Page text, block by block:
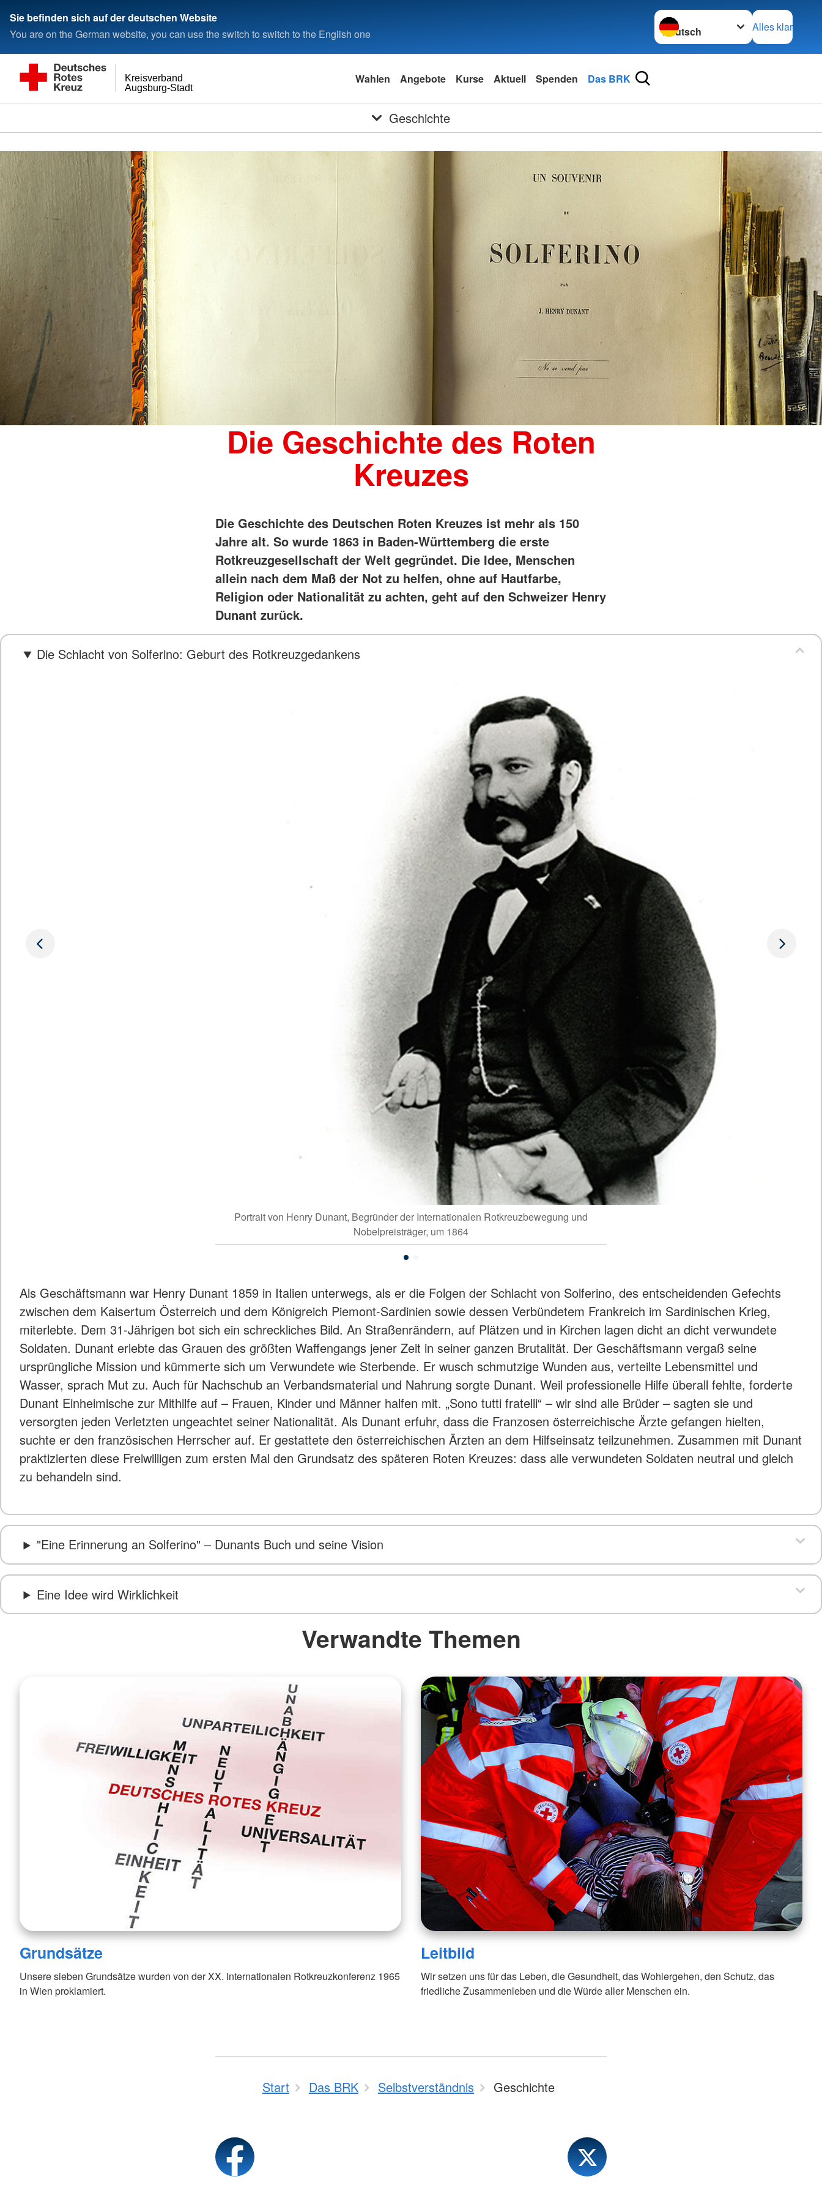
Sie befinden sich auf der deutschen Website
You are on the German website, you can use the switch to switch to the English one
Sprache wechseln zu
Alles klar
Augsburg-Stadt
Kreisverband Wahlen Angebote Kurse Aktuell Spenden Das BRK
Geschichte
Die Geschichte des Roten
Kreuzes
Die Geschichte des Deutschen Roten Kreuzes ist mehr als 150
Jahre alt. So wurde 1863 in Baden-Württemberg die erste
Rotkreuzgesellschaft der Welt gegründet. Die Idee, Menschen
allein nach dem Maß der Not zu helfen, ohne auf Hautfarbe,
Religion oder Nationalität zu achten, geht auf den Schweizer Henry
Dunant zurück.
Die Schlacht von Solferino: Geburt des Rotkreuzgedankens
Portrait von Henry Dunant, Begründer der Internationalen Rotkreuzbewegung und
Nobelpreisträger, um 1864
Als Geschäftsmann war Henry Dunant 1859 in Italien unterwegs, als er die Folgen der Schlacht von Solferino, des entscheidenden Gefechts
zwischen dem Kaisertum Österreich und dem Königreich Piemont-Sardinien sowie dessen Verbündetem Frankreich im Sardinischen Krieg,
miterlebte. Dem 31-Jährigen bot sich ein schreckliches Bild. An Straßenrändern, auf Plätzen und in Kirchen lagen dicht an dicht verwundete
Soldaten. Dunant erlebte das Grauen des größten Waffengangs jener Zeit in seiner ganzen Brutalität. Der Geschäftsmann vergaß seine
ursprüngliche Mission und kümmerte sich um Verwundete wie Sterbende. Er wusch schmutzige Wunden aus, verteilte Lebensmittel und
Wasser, sprach Mut zu. Auch für Nachschub an Verbandsmaterial und Nahrung sorgte Dunant. Weil professionelle Hilfe überall fehlte, forderte
Dunant Einheimische zur Mithilfe auf – Frauen, Kinder und Männer halfen mit. „Sono tutti fratelli“ – wir sind alle Brüder – sagten sie und
versorgten jeden Verletzten ungeachtet seiner Nationalität. Als Dunant erfuhr, dass die Franzosen österreichische Ärzte gefangen hielten,
suchte er den französischen Herrscher auf. Er gestattete den österreichischen Ärzten an dem Hilfseinsatz teilzunehmen. Zusammen mit Dunant
praktizierten diese Freiwilligen zum ersten Mal den Grundsatz des späteren Roten Kreuzes: dass alle verwundeten Soldaten neutral und gleich
zu behandeln sind.
"Eine Erinnerung an Solferino" – Dunants Buch und seine Vision
Eine Idee wird Wirklichkeit
Verwandte Themen
Grundsätze
Unsere sieben Grundsätze wurden von der XX. Internationalen Rotkreuzkonferenz 1965
in Wien proklamiert.
Leitbild
Wir setzen uns für das Leben, die Gesundheit, das Wohlergehen, den Schutz, das
friedliche Zusammenleben und die Würde aller Menschen ein.
Start Das BRK Selbstverständnis Geschichte